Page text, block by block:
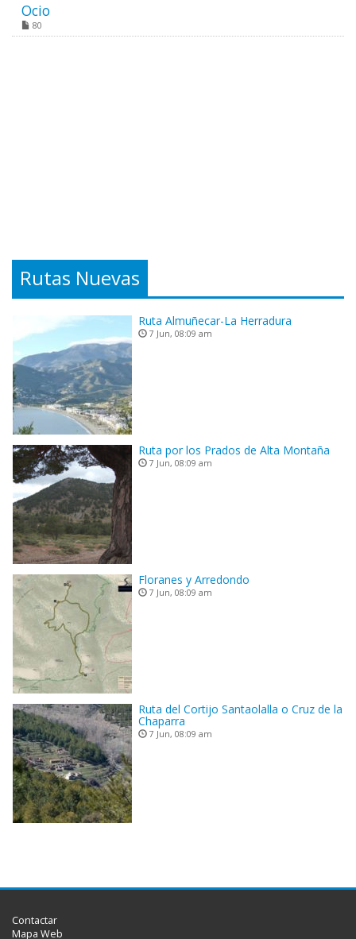
Ocio
80
Rutas Nuevas
Ruta Almuñecar-La Herradura
7 Jun, 08:09 am
Ruta por los Prados de Alta Montaña
7 Jun, 08:09 am
Floranes y Arredondo
7 Jun, 08:09 am
Ruta del Cortijo Santaolalla o Cruz de la
Chaparra
7 Jun, 08:09 am
Contactar
Mapa Web